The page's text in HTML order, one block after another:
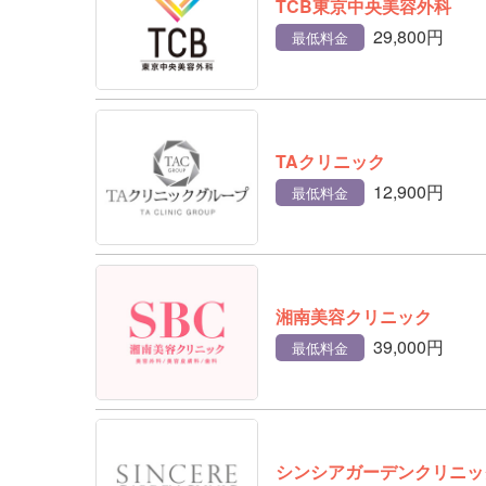
TCB東京中央美容外科
最低料金 29,800円
TAクリニック
最低料金 12,900円
湘南美容クリニック
最低料金 39,000円
シンシアガーデンクリニ